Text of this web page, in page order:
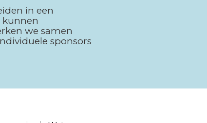
in een
kunnen
we samen
sponsors